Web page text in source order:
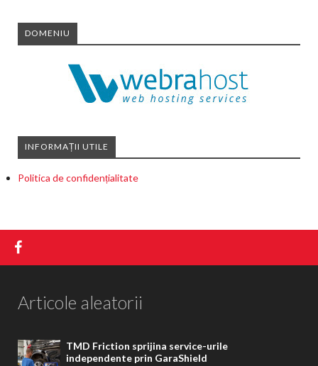
DOMENIU
INFORMAȚII UTILE
Politica de confidențialitate
Articole aleatorii
TMD Friction sprijina service-urile
independente prin GaraShield